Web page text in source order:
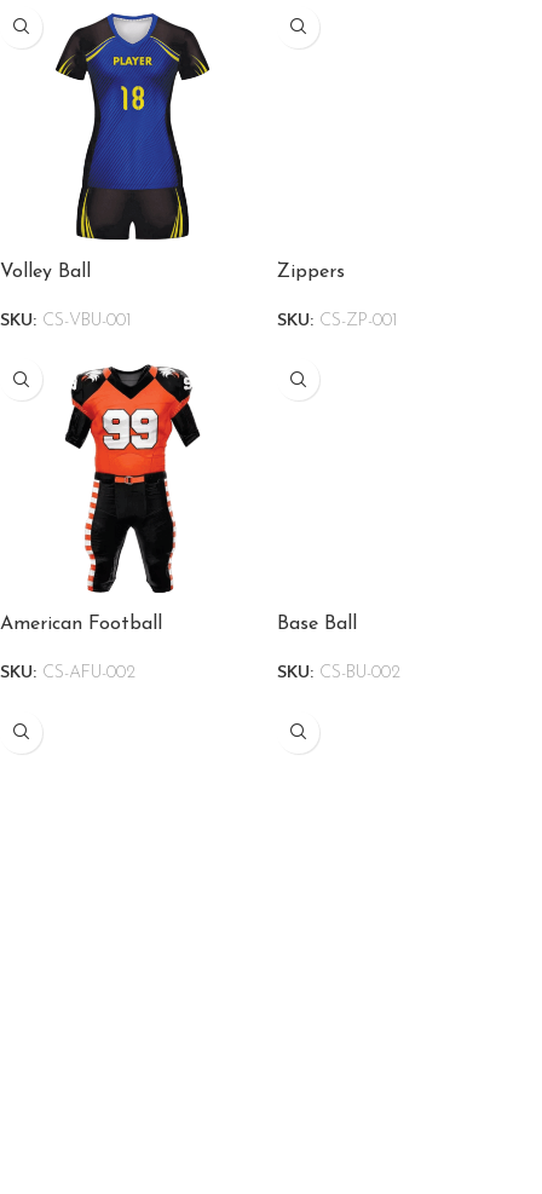
Volley Ball
SKU: CS-VBU-001
Zippers
SKU: CS-ZP-001
American Football
SKU: CS-AFU-002
Base Ball
SKU: CS-BU-002